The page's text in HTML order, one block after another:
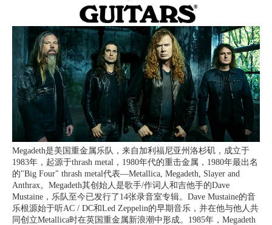
Megadeth是美国重金属乐队，来自加利福尼亚州洛杉矶，成立于
1983年，起源于thrash metal，1980年代的重击金属，1980年最出名
的"Big Four" thrash metal代表—Metallica, Megadeth, Slayer and
Anthrax。Megadeth其创始人是歌手/作词人和吉他手的Dave
Mustaine，乐队至今已发行了14张录音室专辑。Dave Mustaine的音
乐根源始于听AC / DC和Led Zeppelin的早期音乐，并在他与他人共
同创立Metallica时在英国重金属新浪潮中形成。1985年，Megadeth